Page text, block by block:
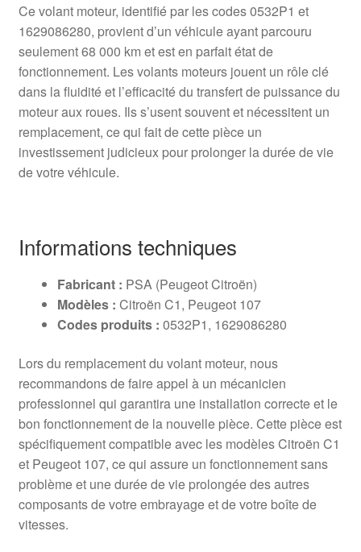
Ce volant moteur, identifié par les codes 0532P1 et
1629086280, provient d’un véhicule ayant parcouru
seulement 68 000 km et est en parfait état de
fonctionnement. Les volants moteurs jouent un rôle clé
dans la fluidité et l’efficacité du transfert de puissance du
moteur aux roues. Ils s’usent souvent et nécessitent un
remplacement, ce qui fait de cette pièce un
investissement judicieux pour prolonger la durée de vie
de votre véhicule.
Informations techniques
Fabricant : PSA (Peugeot Citroën)
Modèles : Citroën C1, Peugeot 107
Codes produits : 0532P1, 1629086280
Lors du remplacement du volant moteur, nous
recommandons de faire appel à un mécanicien
professionnel qui garantira une installation correcte et le
bon fonctionnement de la nouvelle pièce. Cette pièce est
spécifiquement compatible avec les modèles Citroën C1
et Peugeot 107, ce qui assure un fonctionnement sans
problème et une durée de vie prolongée des autres
composants de votre embrayage et de votre boîte de
vitesses.